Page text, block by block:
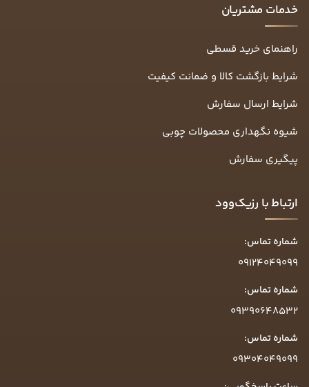
خدمات مشتریان
راهنمای خرید قسطی
شرایط بازگشت کالا و ضمانت کیفیت
شرایط ارسال سفارش
شیوه نگهداری محصولات چوبی
پیگیری سفارش
ارتباط با رزیک‌وود
شماره تماس:
09124049099
شماره تماس:
09390648532
شماره تماس:
09304049099